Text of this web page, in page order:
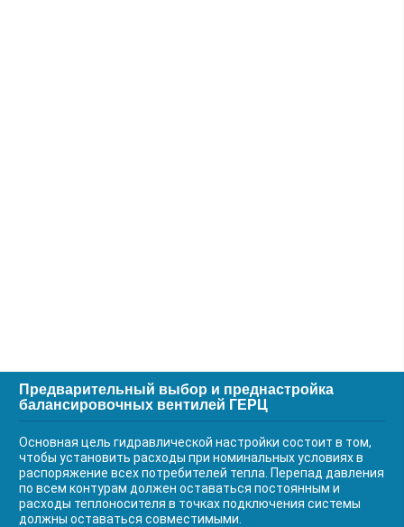
Предварительный выбор и преднастройка
балансировочных вентилей ГЕРЦ
Основная цель гидравлической настройки состоит в том,
чтобы установить расходы при номинальных условиях в
распоряжение всех потребителей тепла. Перепад давления
по всем контурам должен оставаться постоянным и
расходы теплоносителя в точках подключения системы
должны оставаться совместимыми.